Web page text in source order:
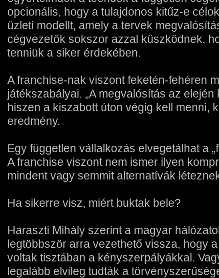
opcionális, hogy a tulajdonos kitűz-e
üzleti modellt, amely a tervek
cégvezetők sokszor azzal küszködnek,
tenniük a siker érdekében.
A franchise-nak viszont feketén-fehéren
játékszabályai. „A megvalósítás az
hiszen a kiszabott úton végig kell menni,
eredmény.
Egy független vállalkozás elvegetálhat a
A franchise viszont nem ismer ilyen
mindent vagy semmit alternatívák
Ha sikerre visz, miért buktak bele?
Haraszti Mihály szerint a magyar
legtöbbször arra vezethető vissza, hogy
voltak tisztában a kényszerpályákkal.
legalább elvileg tudták a